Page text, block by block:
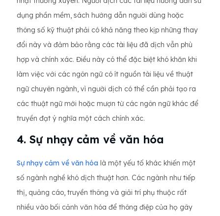
dụng phần mềm, sách hướng dẫn người dùng hoặc
thông số kỹ thuật phải có khả năng theo kịp những thay
đổi này và đảm bảo rằng các tài liệu đã dịch vẫn phù
hợp và chính xác. Điều này có thể đặc biệt khó khăn khi
làm việc với các ngôn ngữ có ít nguồn tài liệu về thuật
ngữ chuyên ngành, vì người dịch có thể cần phải tạo ra
các thuật ngữ mới hoặc mượn từ các ngôn ngữ khác để
truyền đạt ý nghĩa một cách chính xác.
4. Sự nhạy cảm về văn hóa
Sự nhạy cảm về văn hóa là một yếu tố khác khiến một
số ngành nghề khó dịch thuật hơn. Các ngành như tiếp
thị, quảng cáo, truyền thông và giải trí phụ thuộc rất
nhiều vào bối cảnh văn hóa để thông điệp của họ gây